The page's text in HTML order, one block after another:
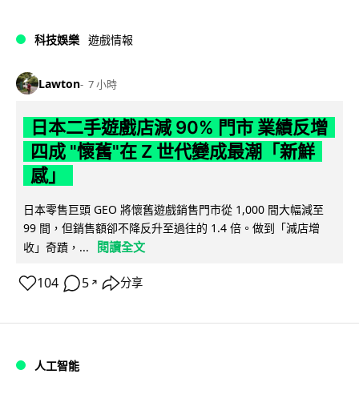
科技娛樂 遊戲情報
Lawton 7 小時
日本二手遊戲店減 90% 門市 業績反增
四成 "懷舊"在 Z 世代變成最潮「新鮮
感」
日本零售巨頭 GEO 將懷舊遊戲銷售門市從 1,000 間大幅減至
99 間，但銷售額卻不降反升至過往的 1.4 倍。做到「減店增
收」奇蹟，...
閱讀全文
104 5 ↗ 分享
人工智能